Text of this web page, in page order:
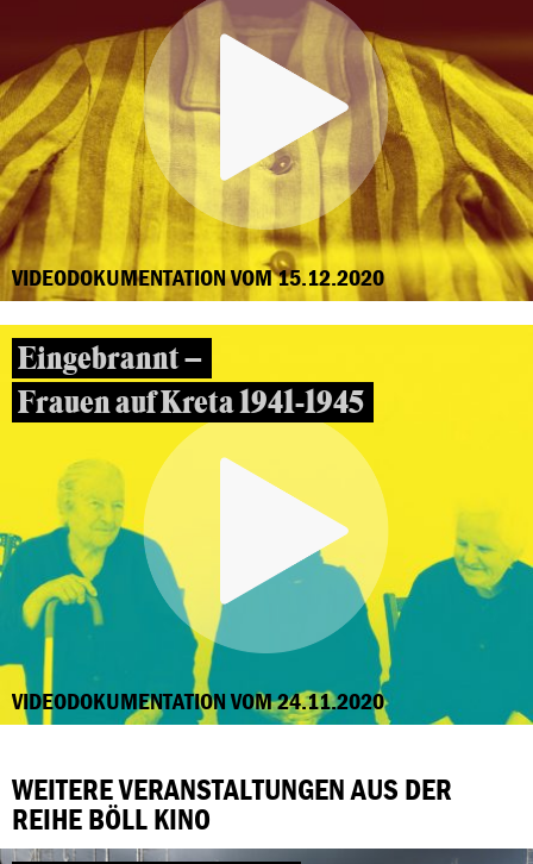
VIDEODOKUMENTATION VOM 15.12.2020
Eingebrannt –
Frauen auf Kreta 1941-1945
VIDEODOKUMENTATION VOM 24.11.2020
WEITERE VERANSTALTUNGEN AUS DER
REIHE BÖLL KINO